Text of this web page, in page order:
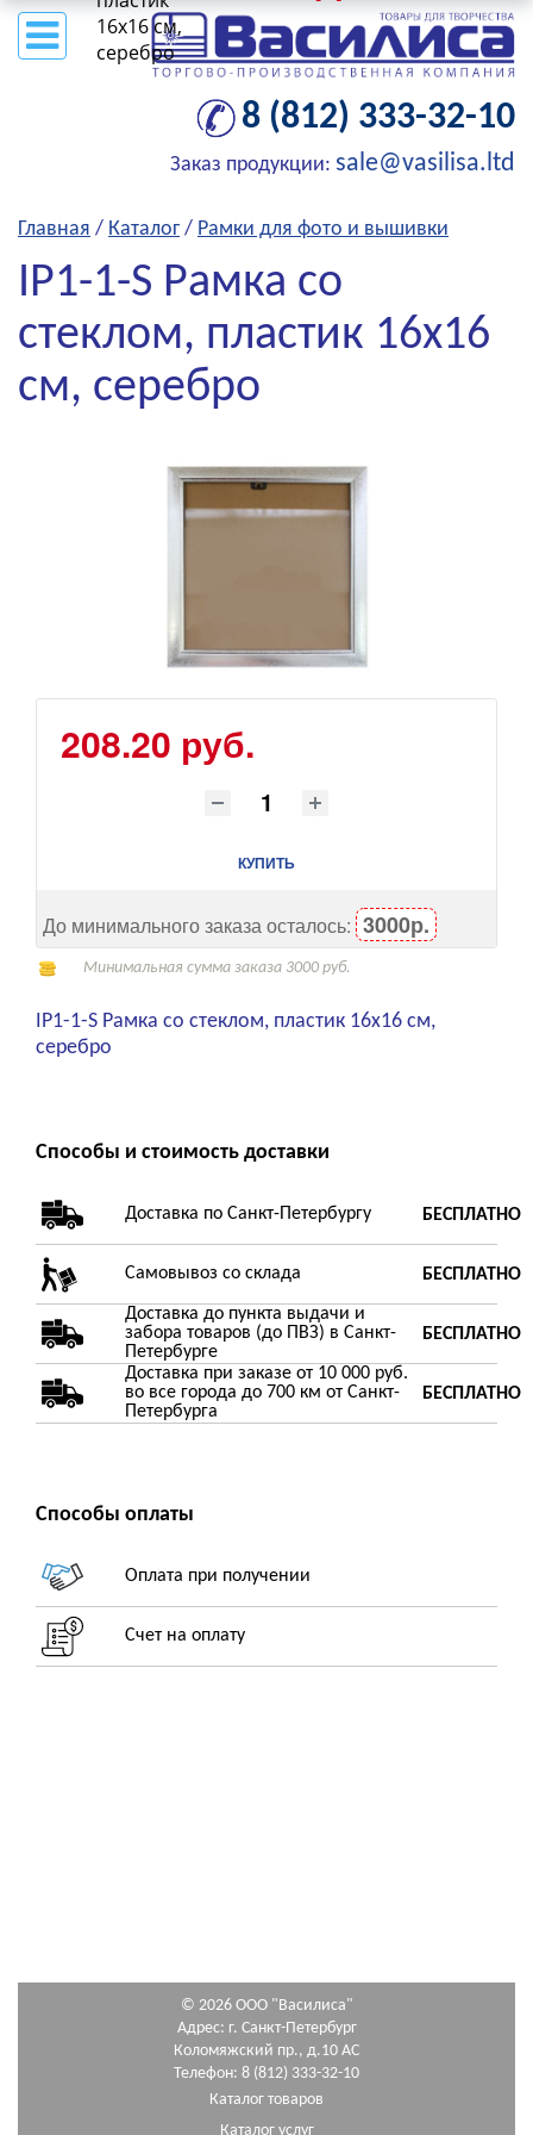
8 (812) 333-32-10
Заказ продукции: sale@vasilisa.ltd
Главная / Каталог / Рамки для фото и вышивки
IP1-1-S Рамка со
стеклом, пластик 16x16
см, серебро
208.20 руб.
КУПИТЬ
До минимального заказа осталось: 3000р.
Минимальная сумма заказа 3000 руб.
IP1-1-S Рамка со стеклом, пластик 16x16 см,
серебро
Способы и стоимость доставки
Доставка по Санкт-Петербургу БЕСПЛАТНО
Самовывоз со склада БЕСПЛАТНО
Доставка до пункта выдачи и
забора товаров (до ПВЗ) в Санкт-
Петербурге
БЕСПЛАТНО
Доставка при заказе от 10 000 руб.
во все города до 700 км от Санкт-
Петербурга
БЕСПЛАТНО
Способы оплаты
Оплата при получении
Счет на оплату
16x16 см,
серебро
© 2026 ООО "Василиса"
Адрес: г. Санкт-Петербург
Коломяжский пр., д.10 АС
Телефон: 8 (812) 333-32-10
Каталог товаров
Каталог услуг